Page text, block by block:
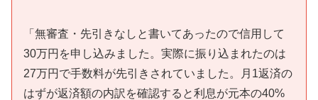
「無審査・先引きなしと書いてあったので信用して
30万円を申し込みました。実際に振り込まれたのは
27万円で手数料が先引きされていました。月1返済の
はずが返済額の内訳を確認すると利息が元本の40%